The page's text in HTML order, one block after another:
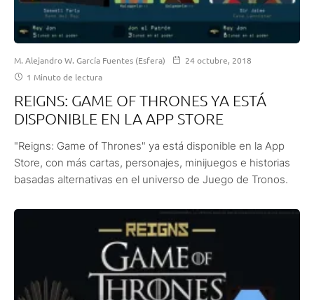
M. Alejandro W. García Fuentes (Esfera)
24 octubre, 2018
1 Minuto de lectura
REIGNS: GAME OF THRONES YA ESTÁ
DISPONIBLE EN LA APP STORE
"Reigns: Game of Thrones" ya está disponible en la App
Store, con más cartas, personajes, minijuegos e historias
basadas alternativas en el universo de Juego de Tronos.